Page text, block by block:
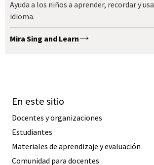
Ayuda a los niños a aprender, recordar y
idioma.
Mira Sing and Learn
En este sitio
Docentes y organizaciones
Estudiantes
Materiales de aprendizaje y evaluación
Comunidad para docentes